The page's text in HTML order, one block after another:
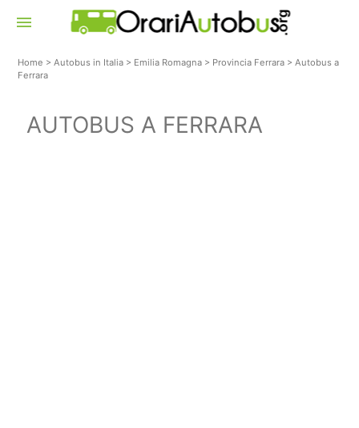
menu
Home >Autobus in Italia > Emilia Romagna > Provincia Ferrara >Autobus a
Ferrara
AUTOBUS A FERRARA